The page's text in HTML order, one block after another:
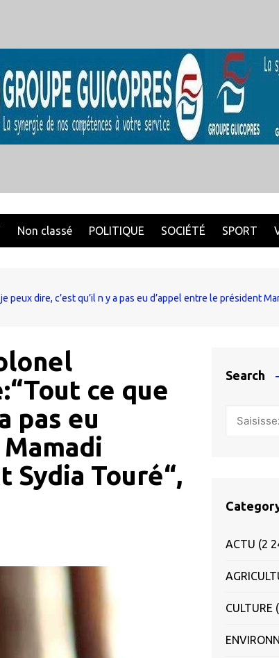
Non classé POLITIQUE SOCIÉTÉ SPORT
dire, c’est qu’il n y a pas eu d’appel entre le président
ce que
pas eu
Sydia Touré“,
Search
ACTU (2
CULTURE